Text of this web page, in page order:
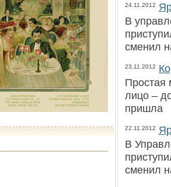
24.11.2012
В
сменил
23.11.2012
Простая
лицо –
пришла
22.11.2012
В
сменил